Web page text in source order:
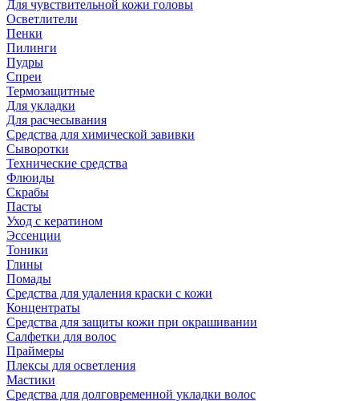
Для чувствительной кожи головы
Осветлители
Пенки
Пилинги
Пудры
Спреи
Термозащитные
Для укладки
Для расчесывания
Средства для химической завивки
Сыворотки
Технические средства
Флюиды
Скрабы
Пасты
Уход с кератином
Эссенции
Тоники
Глины
Помады
Средства для удаления краски с кожи
Концентраты
Средства для защиты кожи при окрашивании
Салфетки для волос
Праймеры
Плексы для осветления
Мастики
Средства для долговременной укладки волос